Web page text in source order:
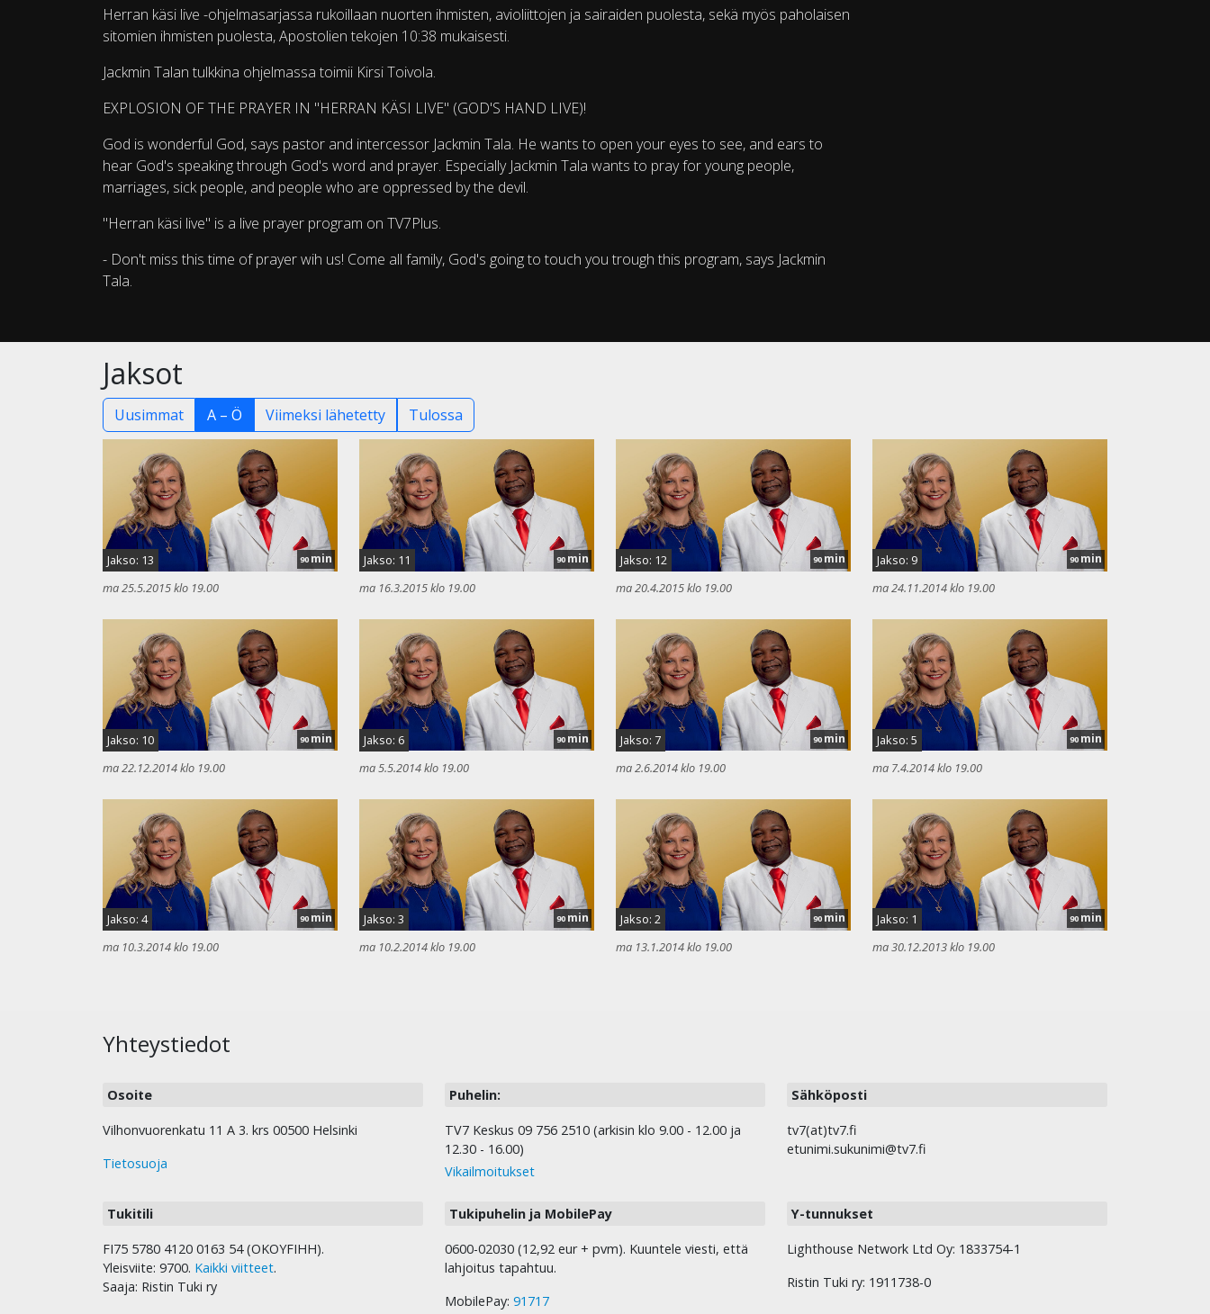
Herran käsi live -ohjelmasarjassa rukoillaan nuorten ihmisten, avioliittojen ja sairaiden puolesta, sekä myös paholaisen
sitomien ihmisten puolesta, Apostolien tekojen 10:38 mukaisesti.
Jackmin Talan tulkkina ohjelmassa toimii Kirsi Toivola.
EXPLOSION OF THE PRAYER IN "HERRAN KÄSI LIVE" (GOD'S HAND LIVE)!
God is wonderful God, says pastor and intercessor Jackmin Tala. He wants to open your eyes to see, and ears to
hear God's speaking through God's word and prayer. Especially Jackmin Tala wants to pray for young people,
marriages, sick people, and people who are oppressed by the devil.
"Herran käsi live" is a live prayer program on TV7Plus.
- Don't miss this time of prayer wih us! Come all family, God's going to touch you trough this program, says Jackmin
Tala.
Jaksot
Uusimmat A – Ö Viimeksi lähetetty Tulossa
Jakso: 13 90 min
ma 25.5.2015 klo 19.00
Jakso: 11 90 min
ma 16.3.2015 klo 19.00
Jakso: 12 90 min
ma 20.4.2015 klo 19.00
Jakso: 9 90 min
ma 24.11.2014 klo 19.00
Jakso: 10 90 min
ma 22.12.2014 klo 19.00
Jakso: 6 90 min
ma 5.5.2014 klo 19.00
Jakso: 7 90 min
ma 2.6.2014 klo 19.00
Jakso: 5 90 min
ma 7.4.2014 klo 19.00
Jakso: 4 90 min
ma 10.3.2014 klo 19.00
Jakso: 3 90 min
ma 10.2.2014 klo 19.00
Jakso: 2 90 min
ma 13.1.2014 klo 19.00
Jakso: 1 90 min
ma 30.12.2013 klo 19.00
Yhteystiedot
Osoite
Vilhonvuorenkatu 11 A 3. krs 00500 Helsinki
Tietosuoja
Puhelin:
TV7 Keskus 09 756 2510 (arkisin klo 9.00 - 12.00 ja
12.30 - 16.00)
Vikailmoitukset
Sähköposti
tv7(at)tv7.fi
etunimi.sukunimi@tv7.fi
Tukitili
FI75 5780 4120 0163 54 (OKOYFIHH).
Yleisviite: 9700. Kaikki viitteet.
Saaja: Ristin Tuki ry
Tukipuhelin ja MobilePay
0600-02030 (12,92 eur + pvm). Kuuntele viesti, että
lahjoitus tapahtuu.
MobilePay: 91717
Y-tunnukset
Lighthouse Network Ltd Oy: 1833754-1
Ristin Tuki ry: 1911738-0